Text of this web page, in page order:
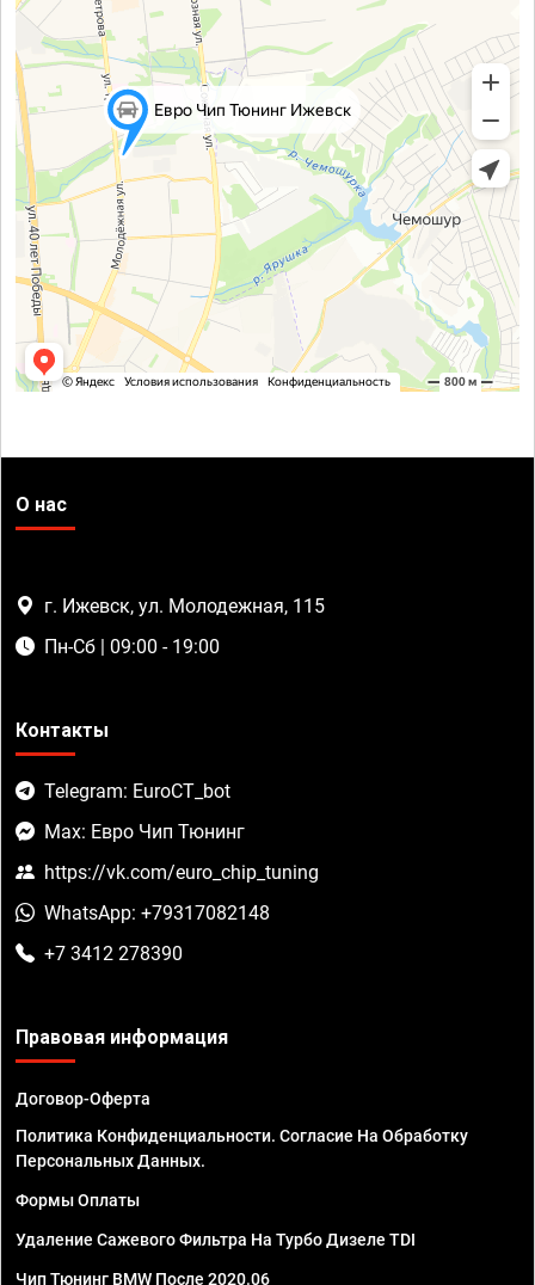
О нас
г. Ижевск, ул. Молодежная, 115
Пн-Сб | 09:00 - 19:00
Контакты
Telegram: EuroCT_bot
Max: Евро Чип Тюнинг
https://vk.com/euro_chip_tuning
WhatsApp: +79317082148
+7 3412 278390
Правовая информация
Договор-Оферта
Политика Конфиденциальности. Согласие На Обработку
Персональных Данных.
Формы Оплаты
Удаление Сажевого Фильтра На Турбо Дизеле TDI
Чип Тюнинг BMW После 2020.06